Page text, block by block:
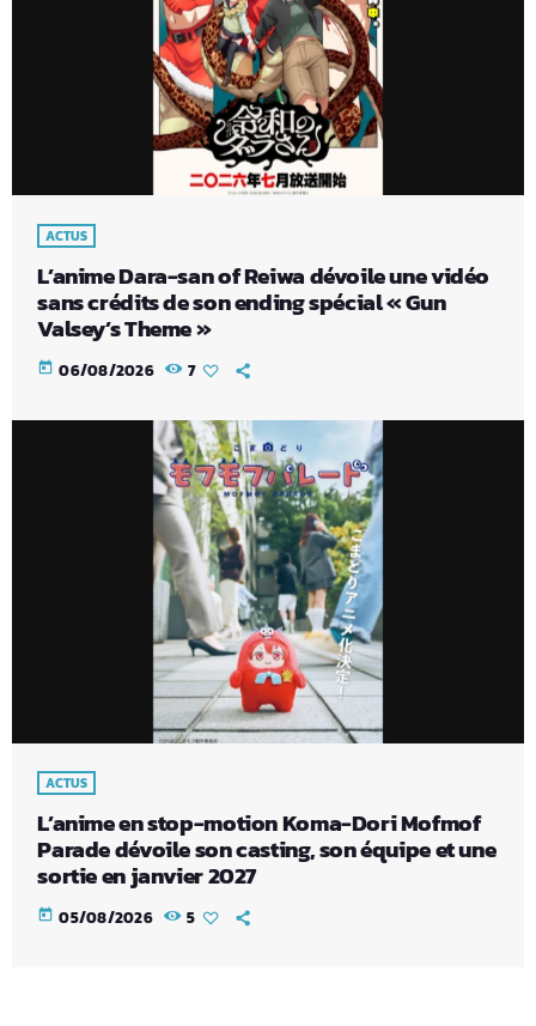
ACTUS
L’anime Dara-san of Reiwa dévoile une vidéo
sans crédits de son ending spécial « Gun
Valsey’s Theme »
today 06/08/2026 7
ACTUS
L’anime en stop-motion Koma-Dori Mofmof
Parade dévoile son casting, son équipe et une
sortie en janvier 2027
today 05/08/2026 5